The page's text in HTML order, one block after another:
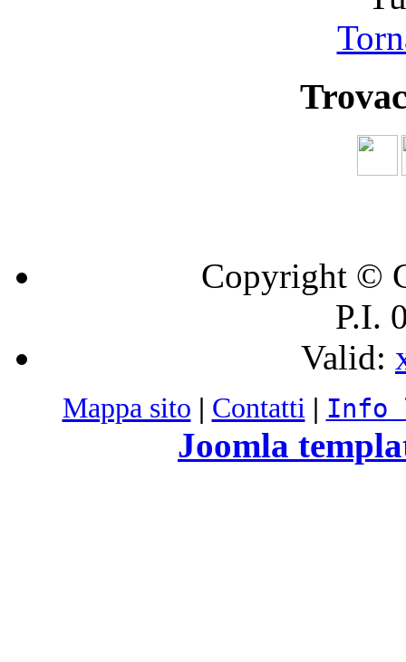
Copyright ©
P.I.
Valid:
Mappa sito | Contatti | Info
Joomla